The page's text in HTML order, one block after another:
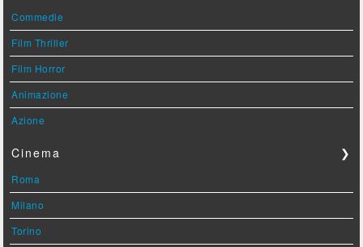
Commedie
Film Thriller
Film Horror
Animazione
Azione
Cinema ❯
Roma
Milano
Torino